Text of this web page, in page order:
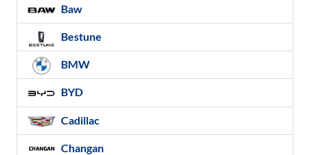
Baw
Bestune
BMW
BYD
Cadillac
Changan